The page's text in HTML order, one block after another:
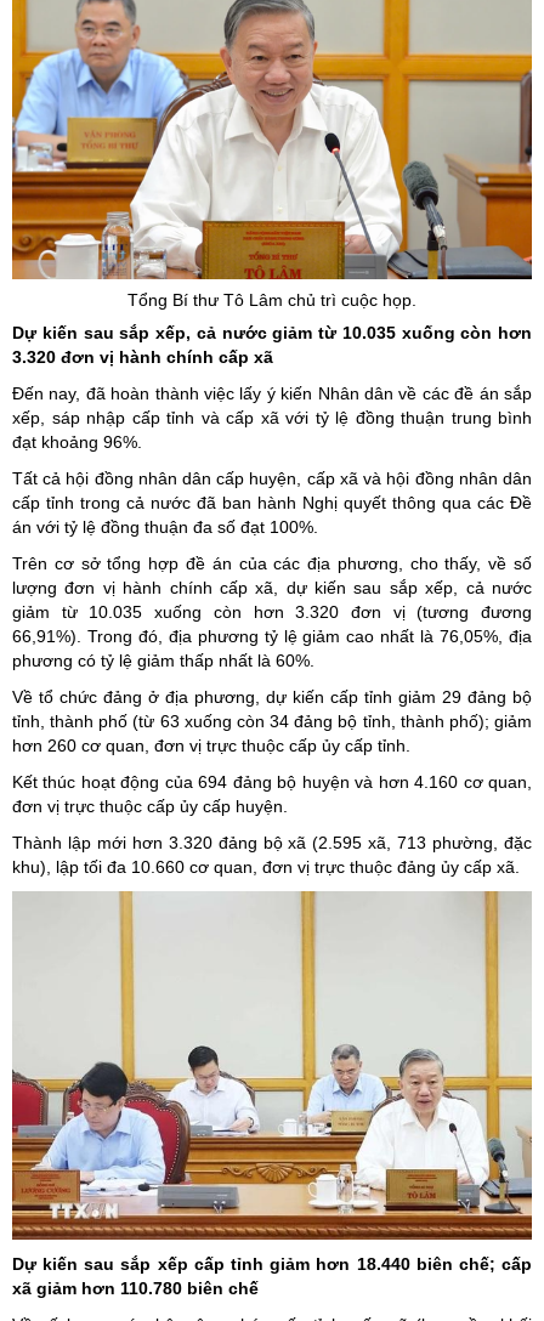
Tổng Bí thư Tô Lâm chủ trì cuộc họp.
Dự kiến sau sắp xếp, cả nước giảm từ 10.035 xuống còn hơn
3.320 đơn vị hành chính cấp xã
Đến nay, đã hoàn thành việc lấy ý kiến Nhân dân về các đề án sắp
xếp, sáp nhập cấp tỉnh và cấp xã với tỷ lệ đồng thuận trung bình
đạt khoảng 96%.
Tất cả hội đồng nhân dân cấp huyện, cấp xã và hội đồng nhân dân
cấp tỉnh trong cả nước đã ban hành Nghị quyết thông qua các Đề
án với tỷ lệ đồng thuận đa số đạt 100%.
Trên cơ sở tổng hợp đề án của các địa phương, cho thấy, về số
lượng đơn vị hành chính cấp xã, dự kiến sau sắp xếp, cả nước
giảm từ 10.035 xuống còn hơn 3.320 đơn vị (tương đương
66,91%). Trong đó, địa phương tỷ lệ giảm cao nhất là 76,05%, địa
phương có tỷ lệ giảm thấp nhất là 60%.
Về tổ chức đảng ở địa phương, dự kiến cấp tỉnh giảm 29 đảng bộ
tỉnh, thành phố (từ 63 xuống còn 34 đảng bộ tỉnh, thành phố); giảm
hơn 260 cơ quan, đơn vị trực thuộc cấp ủy cấp tỉnh.
Kết thúc hoạt động của 694 đảng bộ huyện và hơn 4.160 cơ quan,
đơn vị trực thuộc cấp ủy cấp huyện.
Thành lập mới hơn 3.320 đảng bộ xã (2.595 xã, 713 phường, đặc
khu), lập tối đa 10.660 cơ quan, đơn vị trực thuộc đảng ủy cấp xã.
Dự kiến sau sắp xếp cấp tỉnh giảm hơn 18.440 biên chế; cấp
xã giảm hơn 110.780 biên chế